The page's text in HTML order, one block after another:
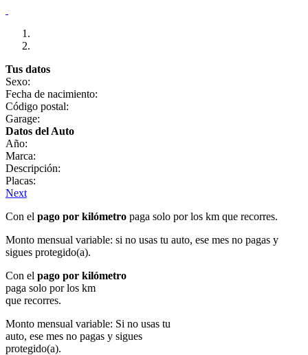
Tus datos
Sexo:
Fecha de nacimiento:
Código postal:
Garage:
Datos del Auto
Año:
Marca:
Descripción:
Placas:
Next
Con el pago por kilómetro paga solo por los km que recorres.
Monto mensual variable: si no usas tu auto, ese mes no pagas y
sigues protegido(a).
Con el pago por kilómetro
paga solo por los km
que recorres.
Monto mensual variable: Si no usas tu
auto, ese mes no pagas y sigues
protegido(a).